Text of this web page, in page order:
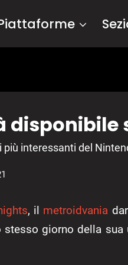
disponibile
interessanti del
, il metroidvania
giorno della sua